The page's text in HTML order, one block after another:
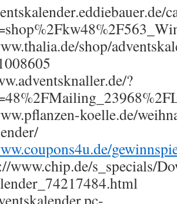
shop/
?
koelle.de/
www.chip.de/s_specials/